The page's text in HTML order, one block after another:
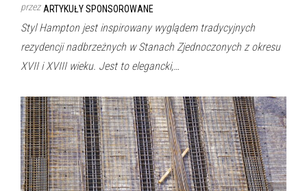
przez ARTYKUŁY SPONSOROWANE
Styl Hampton jest inspirowany wyglądem tradycyjnych
rezydencji nadbrzeżnych w Stanach Zjednoczonych z okresu
XVII i XVIII wieku. Jest to elegancki,…